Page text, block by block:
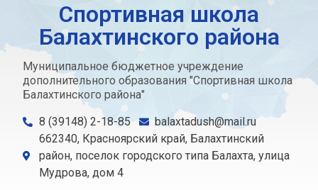
Спортивная школа
Балахтинского района
Муниципальное бюджетное учреждение
дополнительного образования "Спортивная школа
Балахтинского района"
8 (39148) 2-18-85
balaxtadush@mail.ru
662340, Красноярский край, Балахтинский
район, поселок городского типа Балахта, улица
Мудрова, дом 4